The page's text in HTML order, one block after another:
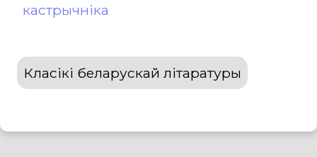
кастрычніка
Класікі беларускай літаратуры